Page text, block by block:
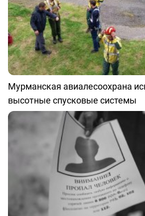
Мурманская авиалесоохрана
высотные спусковые системы